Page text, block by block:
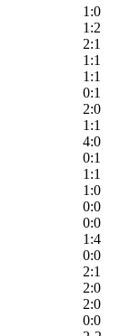
1:0
1:2
2:1
1:1
1:1
0:1
2:0
1:1
4:0
0:1
1:1
1:0
0:0
0:0
1:4
0:0
2:1
2:0
2:0
0:0